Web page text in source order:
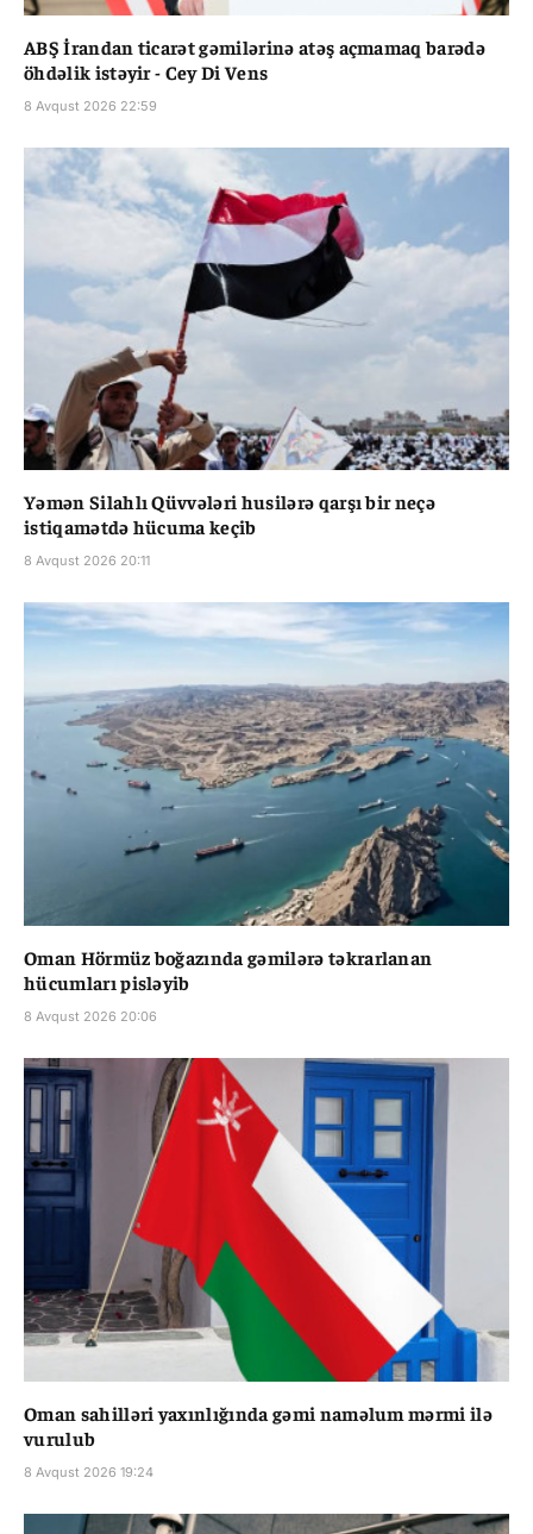
ABŞ İrandan ticarət gəmilərinə atəş açmamaq barədə
öhdəlik istəyir - Cey Di Vens
8 Avqust 2026 22:59
Yəmən Silahlı Qüvvələri husilərə qarşı bir neçə
istiqamətdə hücuma keçib
8 Avqust 2026 20:11
Oman Hörmüz boğazında gəmilərə təkrarlanan
hücumları pisləyib
8 Avqust 2026 20:06
Oman sahilləri yaxınlığında gəmi naməlum mərmi ilə
vurulub
8 Avqust 2026 19:24